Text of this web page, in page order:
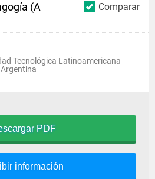
Comparar
(A
Tecnológica Latinoamericana
PDF
información